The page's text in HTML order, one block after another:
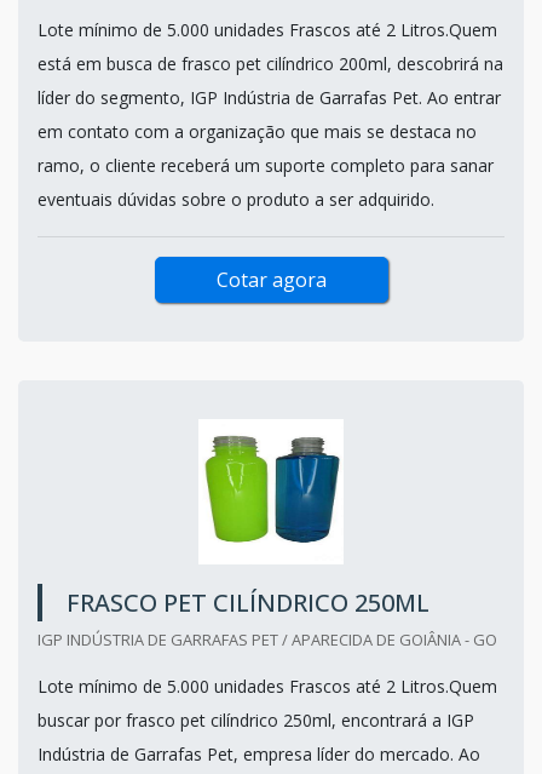
Lote mínimo de 5.000 unidades Frascos até 2 Litros.Quem
está em busca de frasco pet cilíndrico 200ml, descobrirá na
líder do segmento, IGP Indústria de Garrafas Pet. Ao entrar
em contato com a organização que mais se destaca no
ramo, o cliente receberá um suporte completo para sanar
eventuais dúvidas sobre o produto a ser adquirido.
Cotar agora
FRASCO PET CILÍNDRICO 250ML
IGP INDÚSTRIA DE GARRAFAS PET / APARECIDA DE GOIÂNIA - GO
Lote mínimo de 5.000 unidades Frascos até 2 Litros.Quem
buscar por frasco pet cilíndrico 250ml, encontrará a IGP
Indústria de Garrafas Pet, empresa líder do mercado. Ao